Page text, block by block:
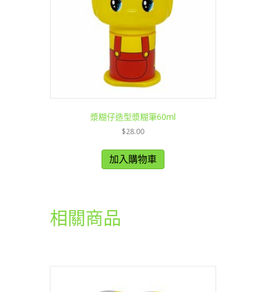
漿糊仔造型漿糊筆60ml
$28.00
加入購物車
相關商品